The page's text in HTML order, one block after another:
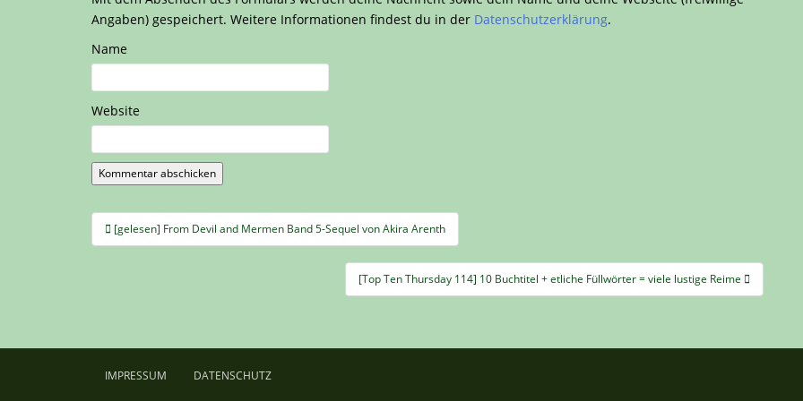
Angaben) gespeichert. Weitere Informationen findest du in der Datenschutzerklärung.
Name
Website
Beitragsnavigation
[gelesen] From Devil and Mermen Band 5-Sequel von Akira Arenth
[Top Ten Thursday 114] 10 Buchtitel + etliche Füllwörter = viele lustige Reime
IMPRESSUM DATENSCHUTZ